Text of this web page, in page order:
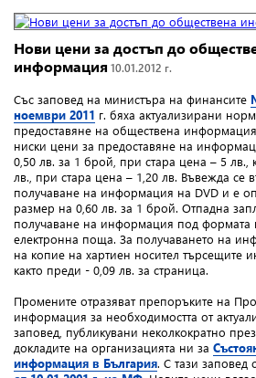
Нови цени за достъп до
информация 10.01.2012 г.
Със заповед на министъра на финансите
ноември 2011 г. бяха актуализирани
предоставяне на обществена
ниски цени за предоставяне на
0,50 лв. за 1 брой, при стара цена – 5 лв.,
лв., при стара цена – 1,20 лв. Въвежда се
получаване на информация на DVD и е
размер на 0,60 лв. за 1 брой. Отпадна
получаване на информация под формата
електронна поща. За получаването на
на копие на хартиен носител търсещите
както преди - 0,09 лв. за страница.
Промените отразяват препоръките на
информация за необходимостта от
заповед, публикувани неколкократно
докладите на организацията ни за
информация в България. С тази заповед